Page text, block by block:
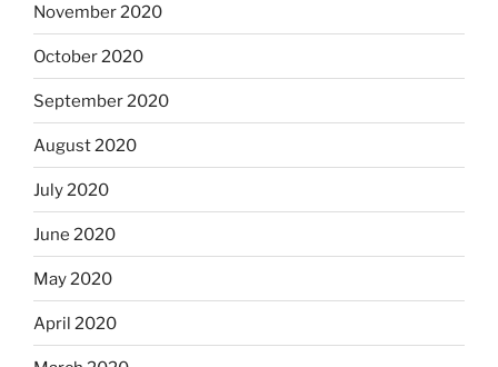
November 2020
October 2020
September 2020
August 2020
July 2020
June 2020
May 2020
April 2020